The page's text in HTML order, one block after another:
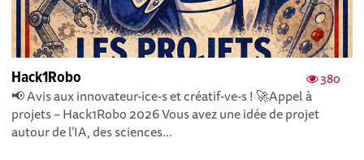
380
Hack1Robo
📢 Avis aux innovateur-ice-s et créatif-ve-s ! 🚀Appel à
projets – Hack1Robo 2026 Vous avez une idée de projet
autour de l’IA, des sciences...